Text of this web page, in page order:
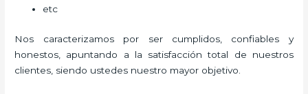
etc
Nos caracterizamos por ser cumplidos, confiables y
honestos, apuntando a la satisfacción total de nuestros
clientes, siendo ustedes nuestro mayor objetivo.